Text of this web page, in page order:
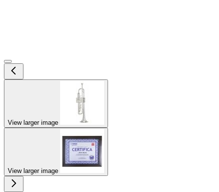
View larger image
View larger image